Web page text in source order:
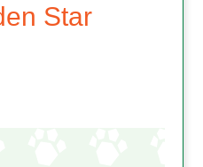
Star